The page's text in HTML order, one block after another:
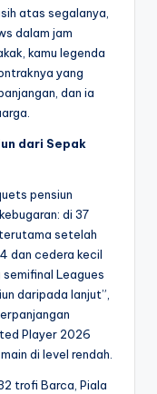
atas segalanya,
dalam jam
kamu legenda
yang
dan ia
dari Sepak
pensiun
di 37
setelah
dan cedera kecil
Leagues
daripada lanjut”,
Player 2026
di level rendah.
trofi Barca, Piala